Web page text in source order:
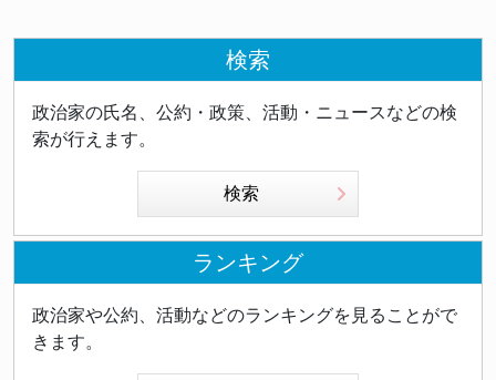
検索
政治家の氏名、公約・政策、活動・ニュースなどの検
索が行えます。
検索
ランキング
政治家や公約、活動などのランキングを見ることがで
きます。